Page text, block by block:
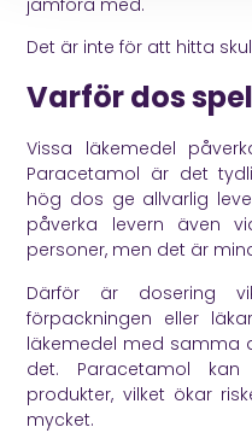
Det är inte för att hitta
Varför dos
Vissa läkemedel
Paracetamol är det
hög dos ge allvarlig
påverka levern även
personer, men det är
Därför är dosering
förpackningen eller
läkemedel med samma
det. Paracetamol
produkter, vilket ökar
mycket.